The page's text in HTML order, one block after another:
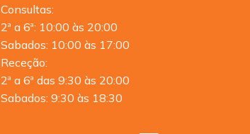
Consultas:
2ª a 6ª: 10:00 às 20:00
Sabados: 10:00 às 17:00
Receção:
2ª a 6ª das 9:30 às 20:00
Sabados: 9:30 às 18:30